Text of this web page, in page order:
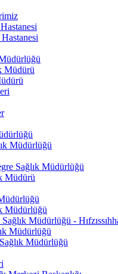
Müdürü
Müdürlüğü
Sağlık Müdürlüğü
Müdürü
Müdürlüğü
Müdürlüğü -
Müdürlüğü
Müdürlüğü